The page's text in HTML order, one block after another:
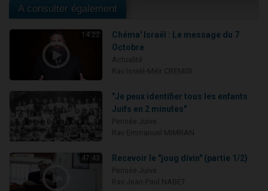
A consulter également
14:22
Chéma' Israël : Le message du 7
Octobre
"Je peux identifier tous les enfants
Juifs en 2 minutes"
47:43 Recevoir le "joug divin" (partie 1/2)